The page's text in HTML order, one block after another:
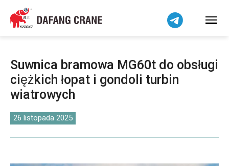
Suwnica bramowa MG60t do obsługi
ciężkich łopat i gondoli turbin
wiatrowych
26 listopada 2025
Bahasa Indonesia
Bahasa Melayu
বাংলা
فارسی
Pilipino
اردو
Українська